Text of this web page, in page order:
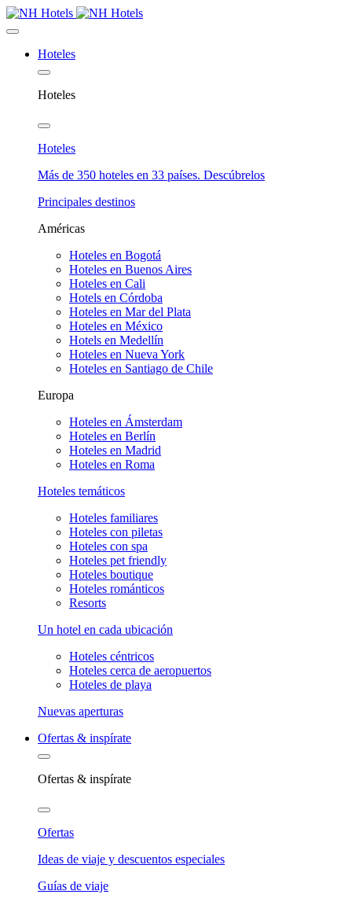
Hoteles
Hoteles
Hoteles
Más de 350 hoteles en 33 países. Descúbrelos
Principales destinos
Américas
Hoteles en Bogotá
Hoteles en Buenos Aires
Hoteles en Cali
Hotels en Córdoba
Hoteles en Mar del Plata
Hoteles en México
Hotels en Medellín
Hoteles en Nueva York
Hoteles en Santiago de Chile
Europa
Hoteles en Ámsterdam
Hoteles en Berlín
Hoteles en Madrid
Hoteles en Roma
Hoteles temáticos
Hoteles familiares
Hoteles con piletas
Hoteles con spa
Hoteles pet friendly
Hoteles boutique
Hoteles románticos
Resorts
Un hotel en cada ubicación
Hoteles céntricos
Hoteles cerca de aeropuertos
Hoteles de playa
Nuevas aperturas
Ofertas & inspírate
Ofertas & inspírate
Ofertas
Ideas de viaje y descuentos especiales
Guías de viaje